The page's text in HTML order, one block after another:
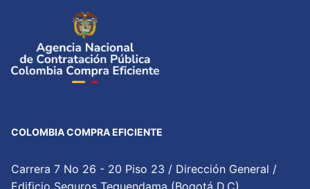
COLOMBIA COMPRA EFICIENTE
Carrera 7 No 26 - 20 Piso 23 / Dirección General /